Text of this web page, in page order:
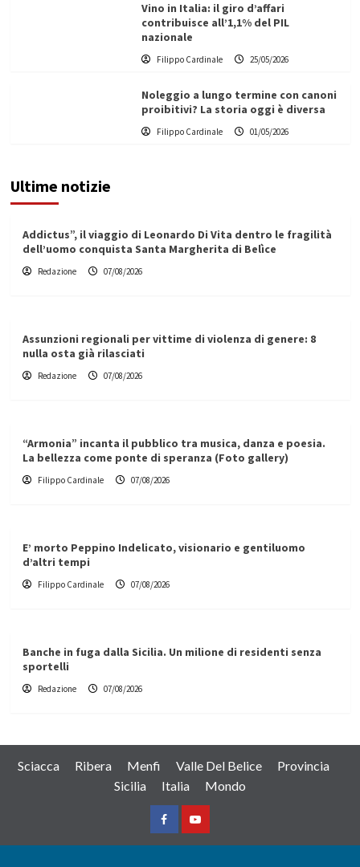
Vino in Italia: il giro d’affari
contribuisce all’1,1% del PIL
nazionale
Filippo Cardinale 25/05/2026
Noleggio a lungo termine con canoni
proibitivi? La storia oggi è diversa
Filippo Cardinale 01/05/2026
Ultime notizie
Addictus”, il viaggio di Leonardo Di Vita dentro le fragilità
dell’uomo conquista Santa Margherita di Belìce
Redazione 07/08/2026
Assunzioni regionali per vittime di violenza di genere: 8
nulla osta già rilasciati
Redazione 07/08/2026
“Armonia” incanta il pubblico tra musica, danza e poesia.
La bellezza come ponte di speranza (Foto gallery)
Filippo Cardinale 07/08/2026
E’ morto Peppino Indelicato, visionario e gentiluomo
d’altri tempi
Filippo Cardinale 07/08/2026
Banche in fuga dalla Sicilia. Un milione di residenti senza
sportelli
Redazione 07/08/2026
Sciacca Ribera Menfi Valle Del Belice
Provincia
Sicilia
Italia Mondo
FacebookYountube